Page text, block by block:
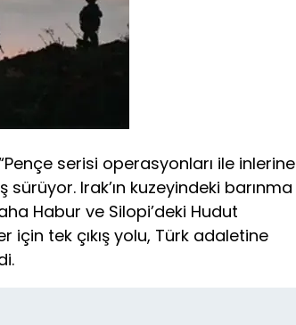
serisi operasyonları ile inlerine
Irak’ın kuzeyindeki barınma
Habur ve Silopi’deki Hudut
tek çıkış yolu, Türk adaletine